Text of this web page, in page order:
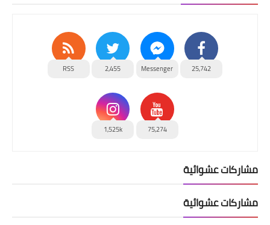
25,742
Messenger
2,455
RSS
75,274
1,525k
مشاركات عشوائية
مشاركات عشوائية